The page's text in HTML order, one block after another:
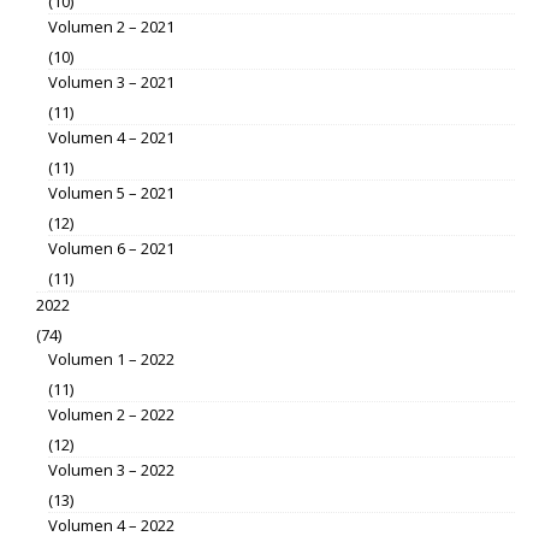
Volumen 2 – 2021
(10)
Volumen 3 – 2021
(11)
Volumen 4 – 2021
(11)
Volumen 5 – 2021
(12)
Volumen 6 – 2021
(11)
2022
(74)
Volumen 1 – 2022
(11)
Volumen 2 – 2022
(12)
Volumen 3 – 2022
(13)
Volumen 4 – 2022